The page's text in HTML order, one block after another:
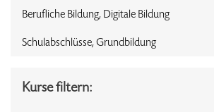
Berufliche Bildung, Digitale Bildung
Schulabschlüsse, Grundbildung
Kurse filtern: